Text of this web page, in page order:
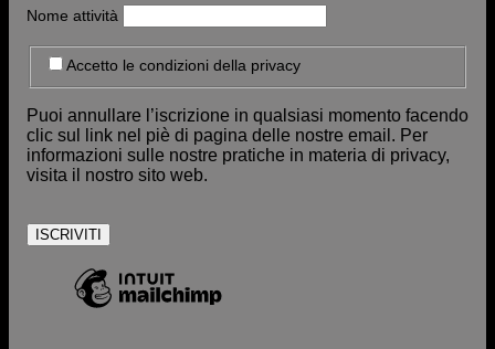
Nome attività
Accetto le condizioni della privacy
Puoi annullare l’iscrizione in qualsiasi momento facendo
clic sul link nel piè di pagina delle nostre email. Per
informazioni sulle nostre pratiche in materia di privacy,
visita il nostro sito web.